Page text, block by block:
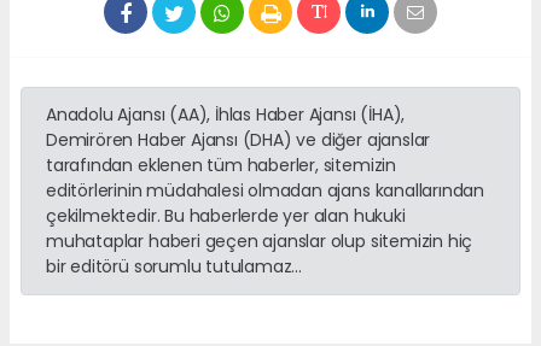
Anadolu Ajansı (AA), İhlas Haber Ajansı (İHA),
Demirören Haber Ajansı (DHA) ve diğer ajanslar
tarafından eklenen tüm haberler, sitemizin
editörlerinin müdahalesi olmadan ajans kanallarından
çekilmektedir. Bu haberlerde yer alan hukuki
muhataplar haberi geçen ajanslar olup sitemizin hiç
bir editörü sorumlu tutulamaz...